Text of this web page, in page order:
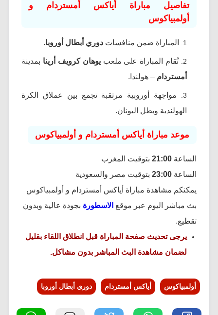
تفاصيل مباراة أياكس أمستردام و
أولمبياكوس
المباراة ضمن منافسات دوري أبطال أوروبا.
تُقام المباراة على ملعبيوهان كرويف أرينا بمدينة
أمستردام – هولندا.
مواجهة أوروبية مرتقبة تجمع بين عملاق الكرة
الهولندية وبطل اليونان.
موعد مباراة أياكس أمستردام و أولمبياكوس
الساعة 21:00بتوقيت المغرب
الساعة 23:00بتوقيت مصر والسعودية
يمكنكم مشاهدة مباراة أياكس أمستردام و أولمبياكوس
بث مباشر اليوم عبر موقع الاسطورة بجودة عالية وبدون
تقطيع.
يرجى تحديث صفحة المباراة قبل انطلاق اللقاء بقليل
لضمان مشاهدة البث المباشر بدون مشاكل.
أولمبياكوس أياكس أمستردام دوري أبطال أوروبا